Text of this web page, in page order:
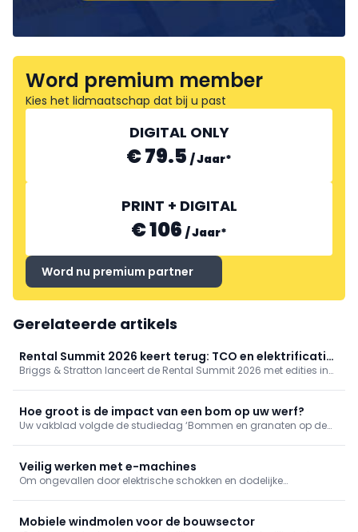
Word premium member
Kies het lidmaatschap dat bij u past
DIGITAL ONLY
€ 79.5 /Jaar*
PRINT + DIGITAL
€ 106 /Jaar*
Word nu premium partner
Gerelateerde artikels
Rental Summit 2026 keert terug: TCO en elektrificatie
in EU en VS
Briggs & Stratton lanceert de Rental Summit 2026 met edities in
veel netwerking.
Hoe groot is de impact van een bom op uw werf?
Uw vakblad volgde de studiedag ‘Bommen en granaten op de
Explosieven (VOCTEx) en partners.
Veilig werken met e-machines
Om ongevallen door elektrische schokken en dodelijke
meebrengt.
Mobiele windmolen voor de bouwsector